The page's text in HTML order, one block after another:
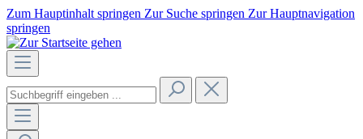
Zum Hauptinhalt springen Zur Suche springen Zur Hauptnavigation
springen